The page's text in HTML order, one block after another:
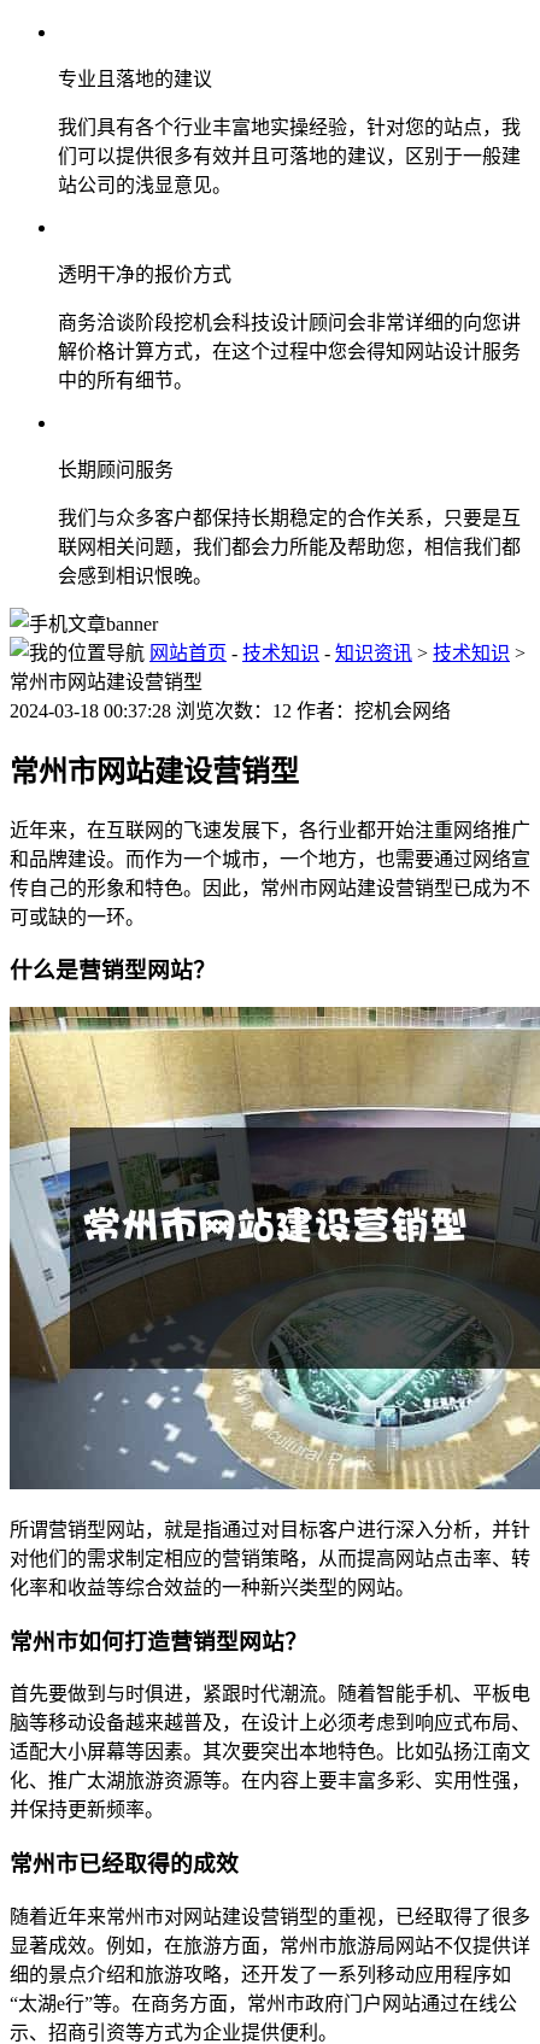
专业且落地的建议
我们具有各个行业丰富地实操经验，针对您的站点，我
们可以提供很多有效并且可落地的建议，区别于一般建
站公司的浅显意见。
透明干净的报价方式
商务洽谈阶段挖机会科技设计顾问会非常详细的向您讲
解价格计算方式，在这个过程中您会得知网站设计服务
中的所有细节。
长期顾问服务
我们与众多客户都保持长期稳定的合作关系，只要是互
联网相关问题，我们都会力所能及帮助您，相信我们都
会感到相识恨晚。
网站首页 - 技术知识 - 知识资讯 > 技术知识 >
常州市网站建设营销型
2024-03-18 00:37:28 浏览次数：12 作者：挖机会网络
常州市网站建设营销型
近年来，在互联网的飞速发展下，各行业都开始注重网络推广
和品牌建设。而作为一个城市，一个地方，也需要通过网络宣
传自己的形象和特色。因此，常州市网站建设营销型已成为不
可或缺的一环。
什么是营销型网站？
所谓营销型网站，就是指通过对目标客户进行深入分析，并针
对他们的需求制定相应的营销策略，从而提高网站点击率、转
化率和收益等综合效益的一种新兴类型的网站。
常州市如何打造营销型网站？
首先要做到与时俱进，紧跟时代潮流。随着智能手机、平板电
脑等移动设备越来越普及，在设计上必须考虑到响应式布局、
适配大小屏幕等因素。其次要突出本地特色。比如弘扬江南文
化、推广太湖旅游资源等。在内容上要丰富多彩、实用性强，
并保持更新频率。
常州市已经取得的成效
随着近年来常州市对网站建设营销型的重视，已经取得了很多
显著成效。例如，在旅游方面，常州市旅游局网站不仅提供详
细的景点介绍和旅游攻略，还开发了一系列移动应用程序如
“太湖e行”等。在商务方面，常州市政府门户网站通过在线公
示、招商引资等方式为企业提供便利。